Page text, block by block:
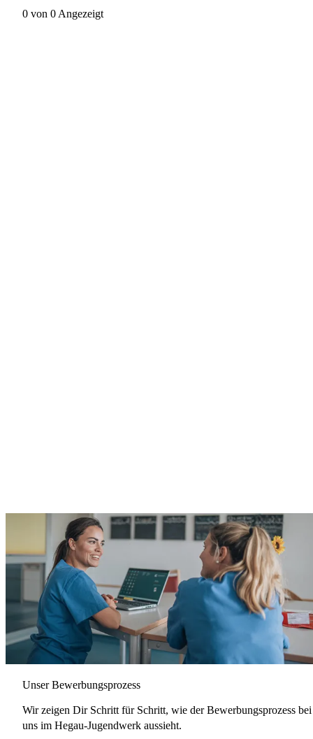
0 von 0 Angezeigt
Unser Bewerbungsprozess
Wir zeigen Dir Schritt für Schritt, wie der Bewerbungsprozess bei
uns im Hegau-Jugendwerk aussieht.